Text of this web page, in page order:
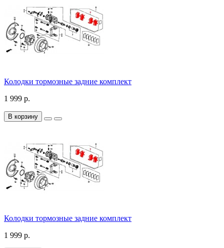
Колодки тормозные задние комплект
1 999 р.
В корзину
Колодки тормозные задние комплект
1 999 р.